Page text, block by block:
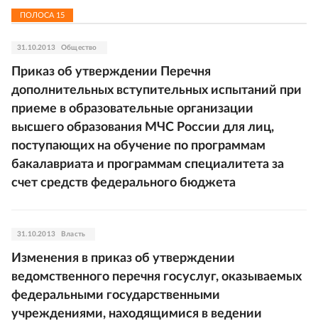
ПОЛОСА 15
31.10.2013 Общество
Приказ об утверждении Перечня
дополнительных вступительных испытаний при
приеме в образовательные организации
высшего образования МЧС России для лиц,
поступающих на обучение по программам
бакалавриата и программам специалитета за
счет средств федерального бюджета
31.10.2013 Власть
Изменения в приказ об утверждении
ведомственного перечня госуслуг, оказываемых
федеральными государственными
учреждениями, находящимися в ведении